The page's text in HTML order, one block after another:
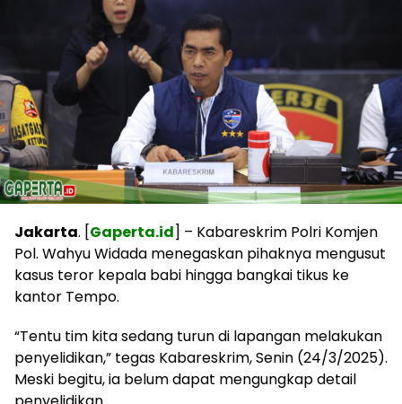
Jakarta. [Gaperta.id] – Kabareskrim Polri Komjen
Pol. Wahyu Widada menegaskan pihaknya mengusut
kasus teror kepala babi hingga bangkai tikus ke
kantor Tempo.
“Tentu tim kita sedang turun di lapangan melakukan
penyelidikan,” tegas Kabareskrim, Senin (24/3/2025).
Meski begitu, ia belum dapat mengungkap detail